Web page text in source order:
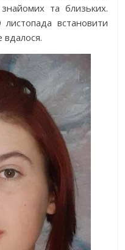
та близьких.
встановити
вдалося.